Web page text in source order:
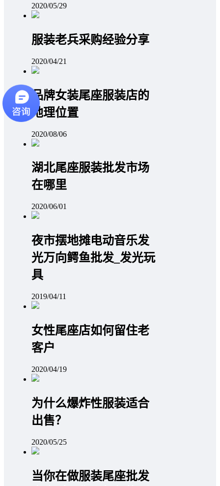
2020/05/29
服装老兵采购经验分享
2020/04/21
品牌女装尾座服装店的
地理位置
2020/08/06
湖北尾座服装批发市场
在哪里
2020/06/01
夜市摆地摊电动音乐发
光万向鳄鱼批发_发光玩
具
2019/04/11
女性尾座店如何留住老
客户
2020/04/19
为什么爆炸性服装适合
出售？
2020/05/25
当你在做服装尾座批发